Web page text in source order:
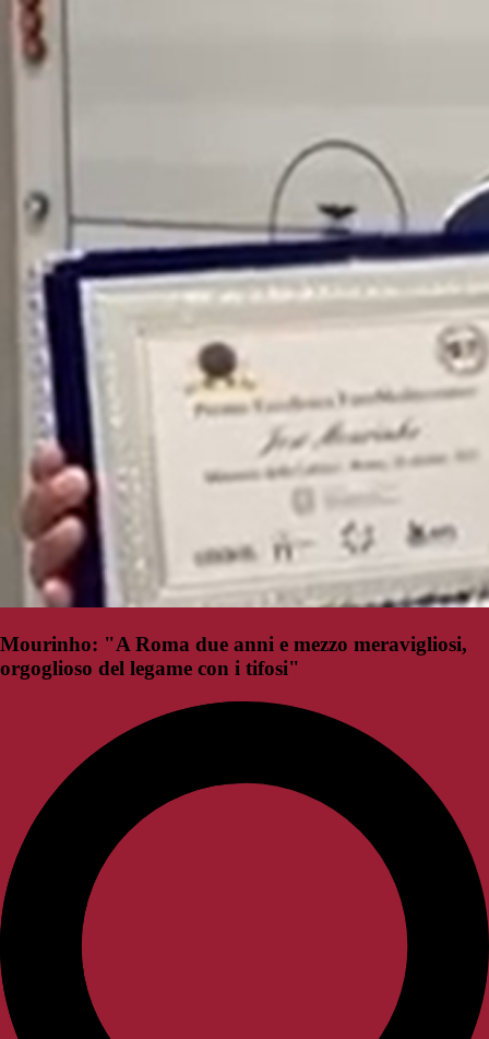
Mourinho: "A Roma due anni e mezzo meravigliosi,
orgoglioso del legame con i tifosi"